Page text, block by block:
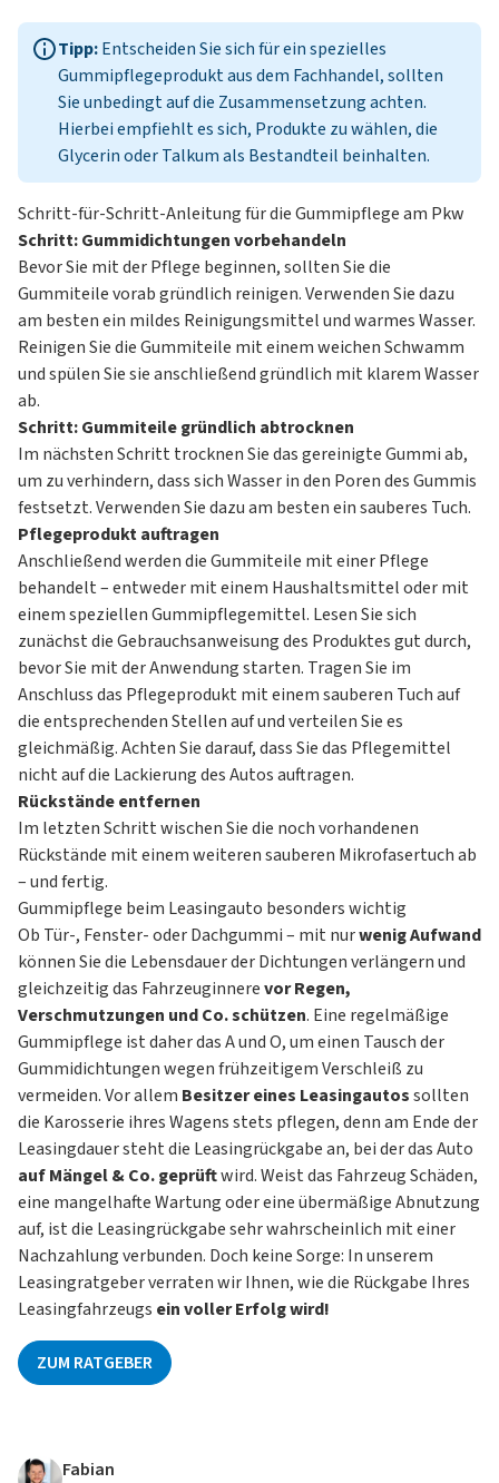
Tipp:Entscheiden Sie sich für ein spezielles
Gummipflegeprodukt aus dem Fachhandel, sollten
Sie unbedingt auf die Zusammensetzung achten.
Hierbei empfiehlt es sich, Produkte zu wählen, die
Glycerin oder Talkum als Bestandteil beinhalten.
Schritt-für-Schritt-Anleitung für die Gummipflege am Pkw
Schritt: Gummidichtungen vorbehandeln
Bevor Sie mit der Pflege beginnen, sollten Sie die
Gummiteile vorab gründlich reinigen. Verwenden Sie dazu
am besten ein mildes Reinigungsmittel und warmes Wasser.
Reinigen Sie die Gummiteile mit einem weichen Schwamm
und spülen Sie sie anschließend gründlich mit klarem Wasser
ab.
Schritt: Gummiteile gründlich abtrocknen
Im nächsten Schritt trocknen Sie das gereinigte Gummi ab,
um zu verhindern, dass sich Wasser in den Poren des Gummis
festsetzt. Verwenden Sie dazu am besten ein sauberes Tuch.
Pflegeprodukt auftragen
Anschließend werden die Gummiteile mit einer Pflege
behandelt – entweder mit einem Haushaltsmittel oder mit
einem speziellen Gummipflegemittel. Lesen Sie sich
zunächst die Gebrauchsanweisung des Produktes gut durch,
bevor Sie mit der Anwendung starten. Tragen Sie im
Anschluss das Pflegeprodukt mit einem sauberen Tuch auf
die entsprechenden Stellen auf und verteilen Sie es
gleichmäßig. Achten Sie darauf, dass Sie das Pflegemittel
nicht auf die Lackierung des Autos auftragen.
Rückstände entfernen
Im letzten Schritt wischen Sie die noch vorhandenen
Rückstände mit einem weiteren sauberen Mikrofasertuch ab
– und fertig.
Gummipflege beim Leasingauto besonders wichtig
Ob Tür-, Fenster- oder Dachgummi – mit nurwenig Aufwand
können Sie die Lebensdauer der Dichtungen verlängern und
gleichzeitig das Fahrzeuginnerevor Regen,
Verschmutzungen und Co. schützen. Eine regelmäßige
Gummipflege ist daher das A und O, um einen Tausch der
Gummidichtungen wegen frühzeitigem Verschleiß zu
vermeiden. Vor allem Besitzer eines Leasingautossollten
die Karosserie ihres Wagens stets pflegen, denn am Ende der
Leasingdauer steht die Leasingrückgabe an, bei der das Auto
auf Mängel & Co. geprüftwird. Weist das Fahrzeug Schäden,
eine mangelhafte Wartung oder eine übermäßige Abnutzung
auf, ist die Leasingrückgabe sehr wahrscheinlich mit einer
Nachzahlung verbunden. Doch keine Sorge: In unserem
Leasingratgeber verraten wir Ihnen, wie die Rückgabe Ihres
Leasingfahrzeugs ein voller Erfolg wird!
ZUM RATGEBER
Fabian